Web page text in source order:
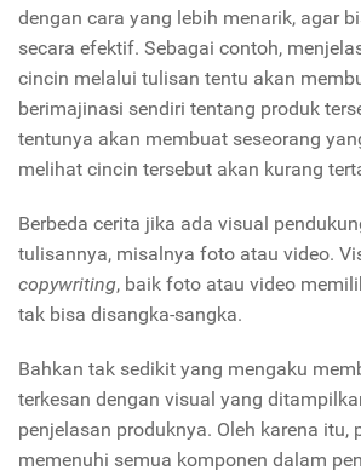
dengan cara yang lebih menarik, agar
secara efektif. Sebagai contoh,
cincin melalui tulisan tentu akan
berimajinasi sendiri tentang produk
tentunya akan membuat seseorang
melihat cincin tersebut akan kurang
Berbeda cerita jika ada visual
tulisannya, misalnya foto atau video.
copywriting, baik foto atau video
tak bisa disangka-sangka.
Bahkan tak sedikit yang mengaku
terkesan dengan visual yang
penjelasan produknya. Oleh karena itu,
memenuhi semua komponen dalam